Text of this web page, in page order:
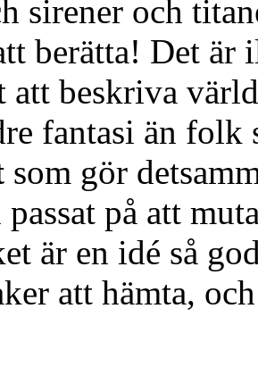
sirener och
berätta! Det är
att beskriva
fantasi än folk
som gör
passat på att
är en idé så
att hämta,